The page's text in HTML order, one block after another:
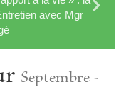
avec Mgr
Septembre -